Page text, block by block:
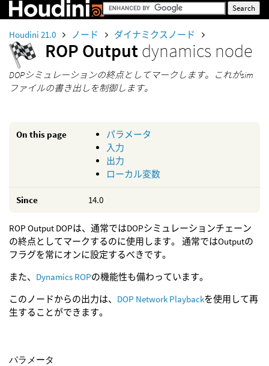
Houdini 21.0 ノード ダイナミクスノード
ROP Outputdynamics node
DOPシミュレーションの終点としてマークします。これがsim
ファイルの書き出しを制御します。
On this page
パラメータ
入力
出力
ローカル変数
Since 14.0
ROP Output DOPは、通常ではDOPシミュレーションチェーン
の終点としてマークするのに使用します。 通常ではOutputの
フラグを常にオンに設定するべきです。
また、 Dynamics ROPの機能性も備わっています。
このノードからの出力は、 DOP Network Playbackを使用して再
生することができます。
パラメータ